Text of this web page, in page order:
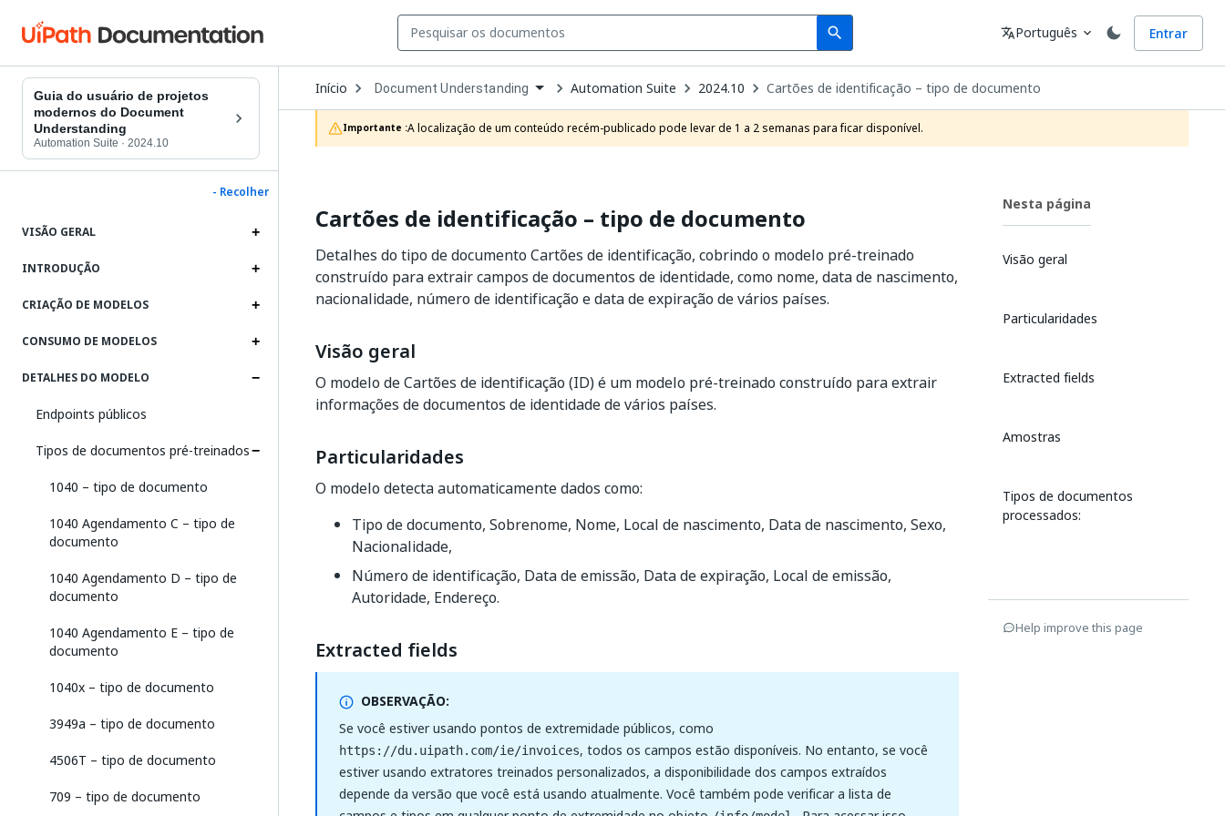
search
Search Idioma
translatePortuguês expand_more Entrar
Guia do usuário de projetos
modernos do Document
Understanding
Automation Suite · 2024.10
- Recolher
VISÃO GERAL
INTRODUÇÃO
CRIAÇÃO DE MODELOS
CONSUMO DE MODELOS
DETALHES DO MODELO
Endpoints públicos
Tipos de documentos pré-treinados
1040 – tipo de documento
1040 Agendamento C – tipo de
documento
1040 Agendamento D – tipo de
documento
1040 Agendamento E – tipo de
documento
1040x – tipo de documento
3949a – tipo de documento
4506T – tipo de documento
709 – tipo de documento
Início Open
Dropdown
to
choose
product
Document Understanding Automation Suite 2024.10 Cartões de identificação – tipo de documento
Importante :A localização de um conteúdo recém-publicado pode levar de 1 a 2 semanas para ficar disponível.
Cartões de identificação – tipo de documento
Detalhes do tipo de documento Cartões de identificação, cobrindo o modelo pré-treinado
construído para extrair campos de documentos de identidade, como nome, data de nascimento,
nacionalidade, número de identificação e data de expiração de vários países.
Visão geral
O modelo de Cartões de identificação (ID) é um modelo pré-treinado construído para extrair
informações de documentos de identidade de vários países.
Particularidades
O modelo detecta automaticamente dados como:
Tipo de documento, Sobrenome, Nome, Local de nascimento, Data de nascimento, Sexo,
Nacionalidade,
Número de identificação, Data de emissão, Data de expiração, Local de emissão,
Autoridade, Endereço.
Extracted fields
OBSERVAÇÃO:
Se você estiver usando pontos de extremidade públicos, como
https://du.uipath.com/ie/invoices, todos os campos estão disponíveis. No entanto, se você
estiver usando extratores treinados personalizados, a disponibilidade dos campos extraídos
depende da versão que você está usando atualmente. Você também pode verificar a lista de
Nesta página
Visão geral
Particularidades
Extracted fields
Amostras
Tipos de documentos
processados:
Help improve this page